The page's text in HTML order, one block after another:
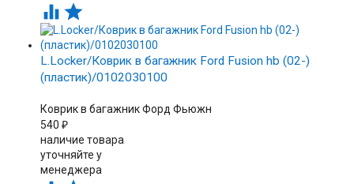
 
L.Locker/Коврик в багажник Ford Fusion hb (02-)
(пластик)/0102030100
Коврик в багажник Форд Фьюжн
540 ₽
наличие товара
уточняйте у
менеджера